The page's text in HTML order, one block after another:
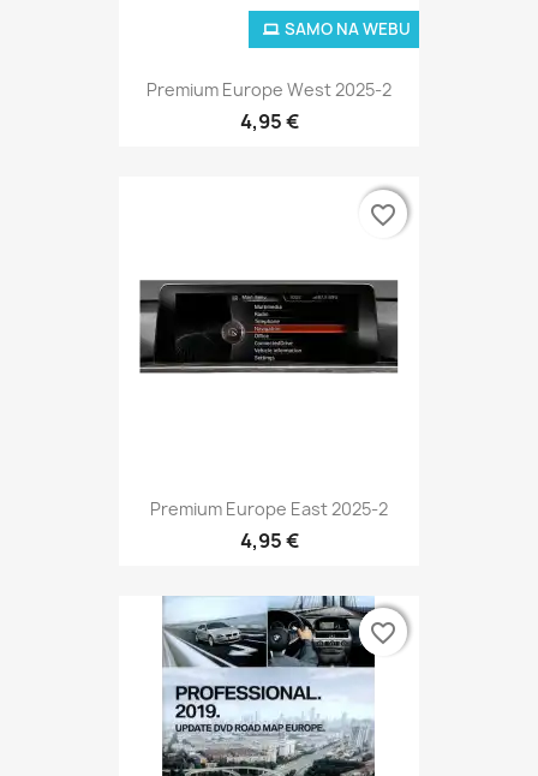
Premium Europe West 2025-2
4,95 €
SAMO NA WEBU
Premium Europe East 2025-2
4,95 €
favorite_border
favorite_border
favorite_border
favorite_border